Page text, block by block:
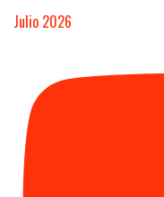
Julio 2026